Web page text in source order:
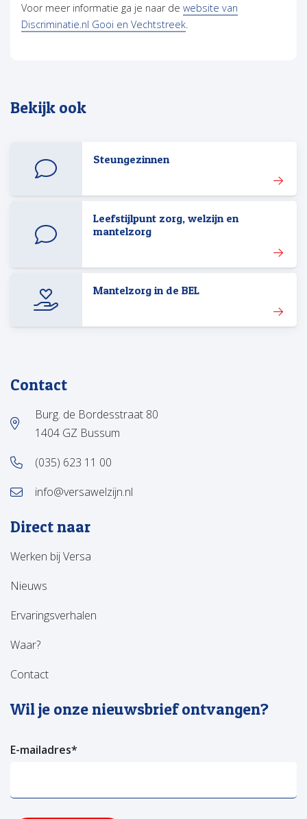
Voor meer informatie ga je naar de website van
Discriminatie.nl Gooi en Vechtstreek.
Bekijk ook
Steungezinnen
Leefstijlpunt zorg, welzijn en
mantelzorg
Mantelzorg in de BEL
Contact
Burg. de Bordesstraat 80
1404 GZ Bussum
(035) 623 11 00
info@versawelzijn.nl
Direct naar
Werken bij Versa
Nieuws
Ervaringsverhalen
Waar?
Contact
Wil je onze nieuwsbrief ontvangen?
E-mailadres*